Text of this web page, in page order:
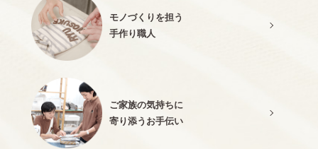
モノづくりを担う
手作り職人
ご家族の気持ちに
寄り添うお手伝い